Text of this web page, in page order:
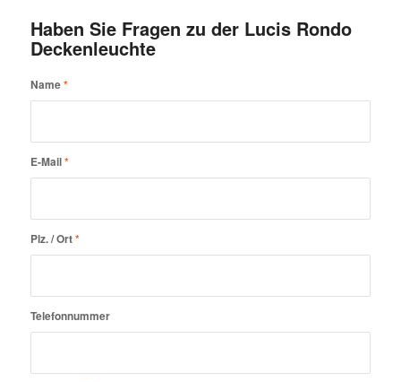
Haben Sie Fragen zu der Lucis Rondo
Deckenleuchte
Name*
E-Mail*
Plz. / Ort*
Telefonnummer